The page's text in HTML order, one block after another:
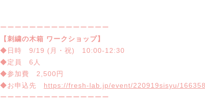
ーーーーーーーーーーーーーーー
【刺繍の木箱 ワークショップ】
◆日時 9/19 (月・祝) 10:00-12:30
◆定員 6人
◆参加費 2,500円
◆お申込先 https://fresh-lab.jp/event/220919sisyu/
ーーーーーーーーーーーーーーー